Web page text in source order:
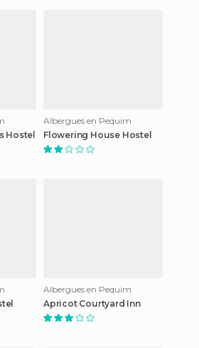
Hostel
Albergues en Pequim
Flowering House Hostel
Albergues en Pequim
Apricot Courtyard Inn